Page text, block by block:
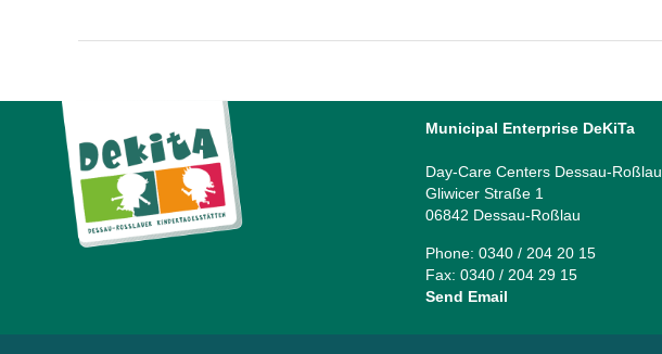
Municipal Enterprise DeKiTa
Day-Care Centers Dessau-Roßlau
Gliwicer Straße 1
06842 Dessau-Roßlau
Phone: 0340 / 204 20 15
Fax: 0340 / 204 29 15
Send Email